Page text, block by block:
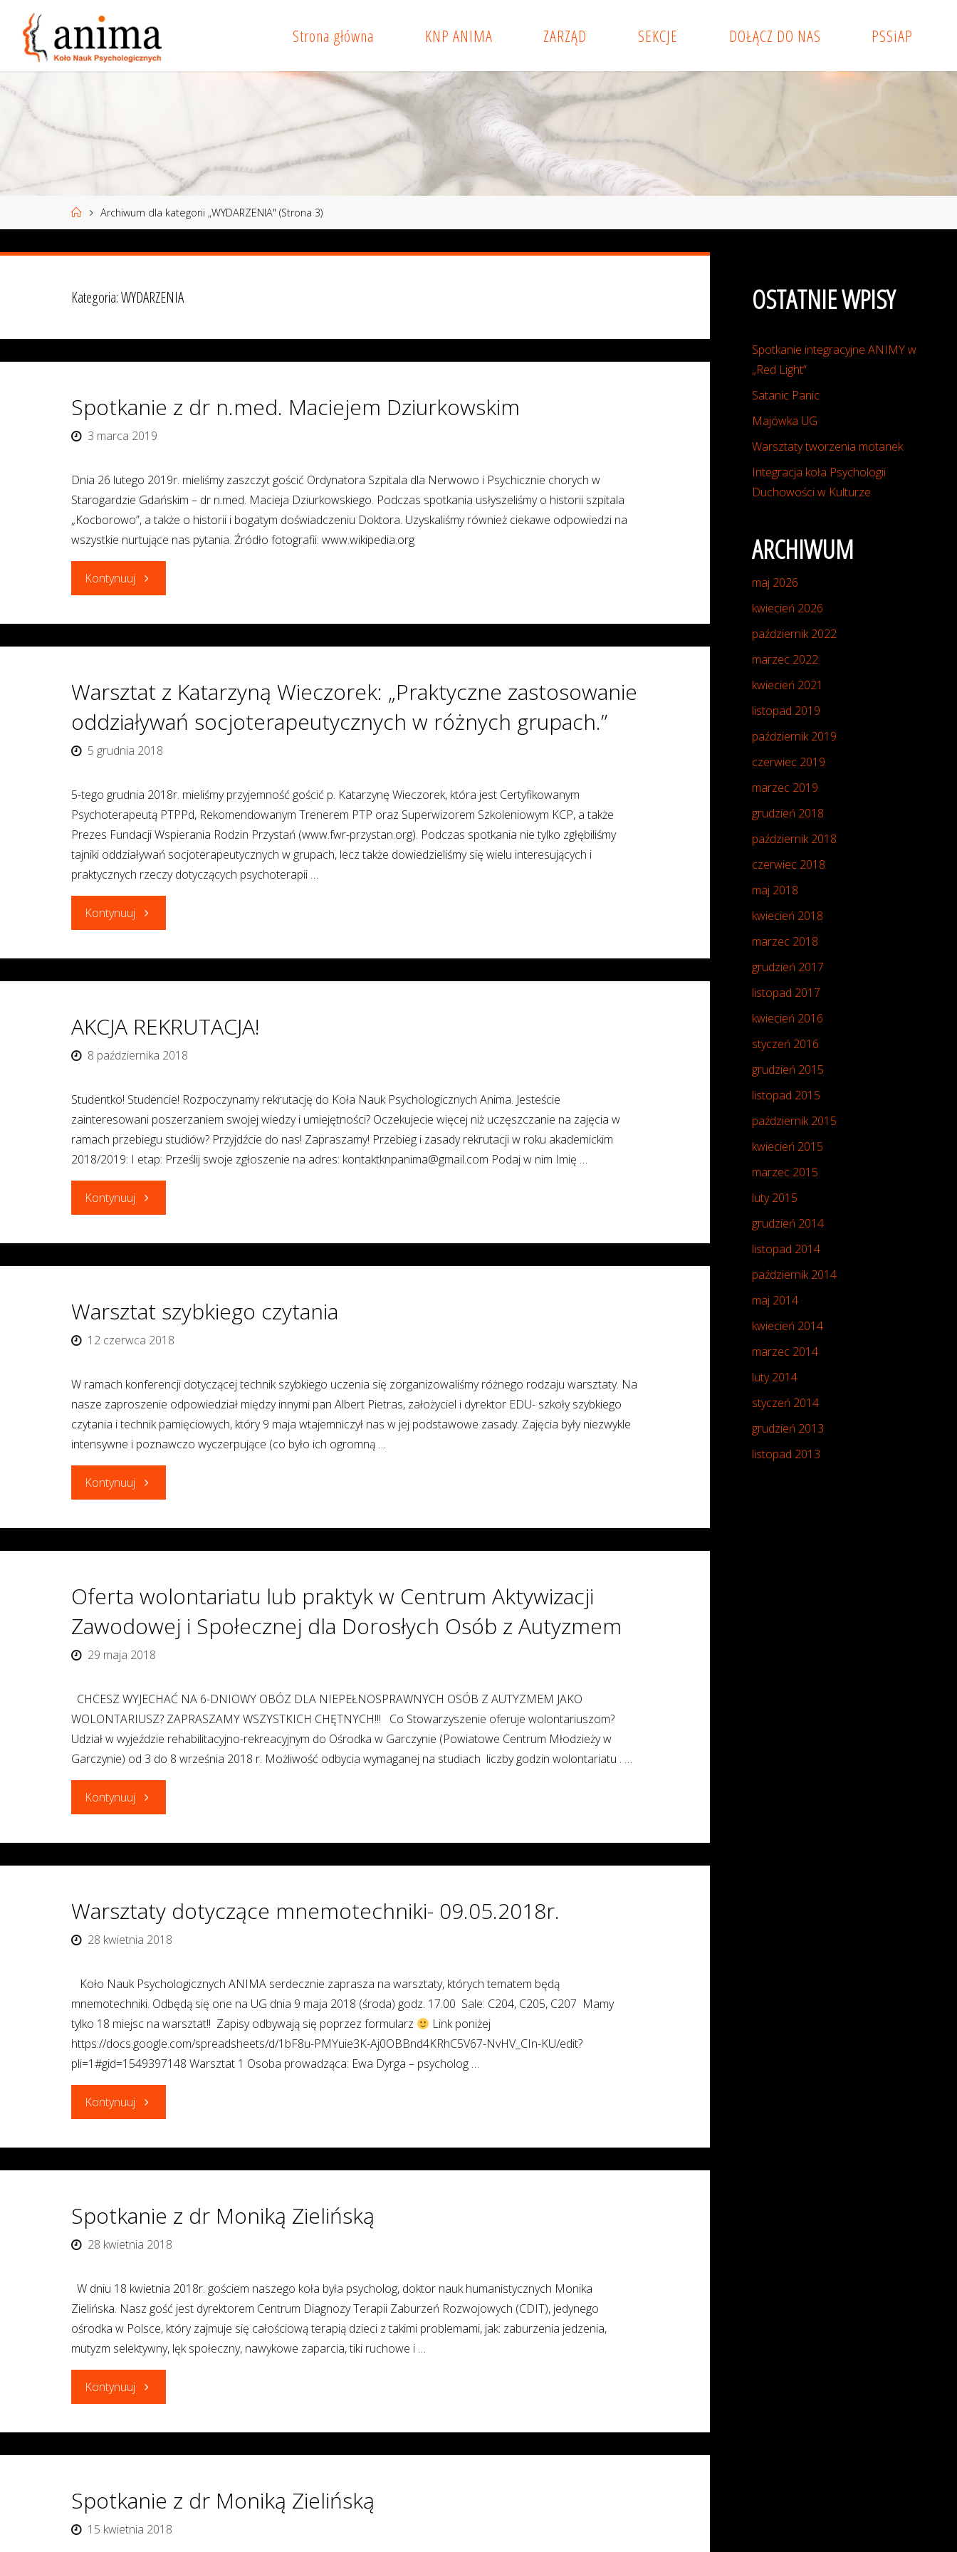
Przejdź
treści
Strona główna KNP ANIMA ZARZĄD SEKCJE DOŁĄCZ DO NAS PSSiAP
Strona
główna
Archiwum dla kategorii „WYDARZENIA" (Strona 3)
Kategoria:WYDARZENIA
Spotkanie z dr n.med. Maciejem Dziurkowskim
3 marca 2019
Dnia 26 lutego 2019r. mieliśmy zaszczyt gościć Ordynatora Szpitala dla Nerwowo i Psychicznie chorych w
Starogardzie Gdańskim – dr n.med. Macieja Dziurkowskiego. Podczas spotkania usłyszeliśmy o historii szpitala
„Kocborowo”, a także o historii i bogatym doświadczeniu Doktora. Uzyskaliśmy również ciekawe odpowiedzi na
wszystkie nurtujące nas pytania. Źródło fotografii: www.wikipedia.org
Kontynuuj"Spotkanie
dr
Maciejem
Dziurkowskim"
Warsztat z Katarzyną Wieczorek: „Praktyczne zastosowanie
oddziaływań socjoterapeutycznych w różnych grupach.”
5 grudnia 2018
5-tego grudnia 2018r. mieliśmy przyjemność gościć p. Katarzynę Wieczorek, która jest Certyfikowanym
Psychoterapeutą PTPPd, Rekomendowanym Trenerem PTP oraz Superwizorem Szkoleniowym KCP, a także
Prezes Fundacji Wspierania Rodzin Przystań (www.fwr-przystan.org). Podczas spotkania nie tylko zgłębiliśmy
tajniki oddziaływań socjoterapeutycznych w grupach, lecz także dowiedzieliśmy się wielu interesujących i
praktycznych rzeczy dotyczących psychoterapii …
Kontynuuj"Warsztat
Katarzyną
„Praktyczne
oddziaływań
socjoterapeutycznych
w
różnych
AKCJA REKRUTACJA!
8 października 2018
Studentko! Studencie! Rozpoczynamy rekrutację do Koła Nauk Psychologicznych Anima. Jesteście
zainteresowani poszerzaniem swojej wiedzy i umiejętności? Oczekujecie więcej niż uczęszczanie na zajęcia w
ramach przebiegu studiów? Przyjdźcie do nas! Zapraszamy! Przebieg i zasady rekrutacji w roku akademickim
2018/2019: I etap: Prześlij swoje zgłoszenie na adres: kontaktknpanima@gmail.com Podaj w nim Imię …
Kontynuuj"AKCJA
Warsztat szybkiego czytania
12 czerwca 2018
W ramach konferencji dotyczącej technik szybkiego uczenia się zorganizowaliśmy różnego rodzaju warsztaty. Na
nasze zaproszenie odpowiedział między innymi pan Albert Pietras, założyciel i dyrektor EDU- szkoły szybkiego
czytania i technik pamięciowych, który 9 maja wtajemniczył nas w jej podstawowe zasady. Zajęcia były niezwykle
intensywne i poznawczo wyczerpujące (co było ich ogromną …
Kontynuuj"Warsztat
czytania"
Oferta wolontariatu lub praktyk w Centrum Aktywizacji
Zawodowej i Społecznej dla Dorosłych Osób z Autyzmem
29 maja 2018
CHCESZ WYJECHAĆ NA 6-DNIOWY OBÓZ DLA NIEPEŁNOSPRAWNYCH OSÓB Z AUTYZMEM JAKO
WOLONTARIUSZ? ZAPRASZAMY WSZYSTKICH CHĘTNYCH!!! Co Stowarzyszenie oferuje wolontariuszom?
Udział w wyjeździe rehabilitacyjno-rekreacyjnym do Ośrodka w Garczynie (Powiatowe Centrum Młodzieży w
Garczynie) od 3 do 8 września 2018 r. Możliwość odbycia wymaganej na studiach liczby godzin wolontariatu . …
Kontynuuj"Oferta
lub
w
Aktywizacji
Zawodowej
i
Społecznej
Dorosłych
Osób
z
Warsztaty dotyczące mnemotechniki- 09.05.2018r.
28 kwietnia 2018
Koło Nauk Psychologicznych ANIMA serdecznie zaprasza na warsztaty, których tematem będą
mnemotechniki. Odbędą się one na UG dnia 9 maja 2018 (środa) godz. 17.00 Sale: C204, C205, C207 Mamy
tylko 18 miejsc na warsztat!! Zapisy odbywają się poprzez formularz
Link poniżej
https://docs.google.com/spreadsheets/d/1bF8u-PMYuie3K-Aj0OBBnd4KRhC5V67-NvHV_CIn-KU/edit?
pli=1#gid=1549397148 Warsztat 1 Osoba prowadząca: Ewa Dyrga – psycholog …
Kontynuuj"Warsztaty
mnemotechniki-
Spotkanie z dr Moniką Zielińską
28 kwietnia 2018
W dniu 18 kwietnia 2018r. gościem naszego koła była psycholog, doktor nauk humanistycznych Monika
Zielińska. Nasz gość jest dyrektorem Centrum Diagnozy Terapii Zaburzeń Rozwojowych (CDIT), jedynego
ośrodka w Polsce, który zajmuje się całościową terapią dzieci z takimi problemami, jak: zaburzenia jedzenia,
mutyzm selektywny, lęk społeczny, nawykowe zaparcia, tiki ruchowe i …
Kontynuuj"Spotkanie
dr
Zielińską"
Spotkanie z dr Moniką Zielińską
15 kwietnia 2018
OSTATNIE WPISY
Spotkanie integracyjne ANIMY w
„Red Light”
Satanic Panic
Majówka UG
Warsztaty tworzenia motanek
Integracja koła Psychologii
Duchowości w Kulturze
ARCHIWUM
maj 2026
kwiecień 2026
październik 2022
marzec 2022
kwiecień 2021
listopad 2019
październik 2019
czerwiec 2019
marzec 2019
grudzień 2018
październik 2018
czerwiec 2018
maj 2018
kwiecień 2018
marzec 2018
grudzień 2017
listopad 2017
kwiecień 2016
styczeń 2016
grudzień 2015
listopad 2015
październik 2015
kwiecień 2015
marzec 2015
luty 2015
grudzień 2014
listopad 2014
październik 2014
maj 2014
kwiecień 2014
marzec 2014
luty 2014
styczeń 2014
grudzień 2013
listopad 2013